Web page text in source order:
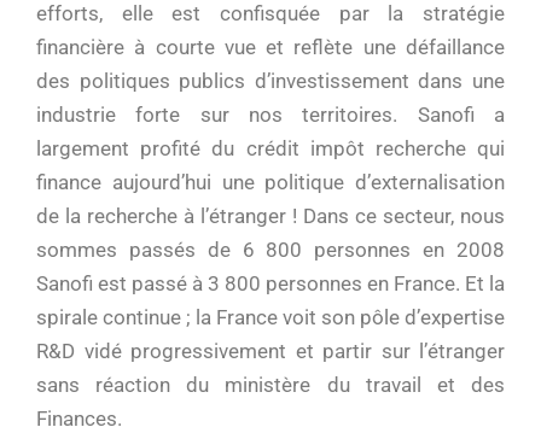
efforts, elle est confisquée par la stratégie
financière à courte vue et reflète une défaillance
des politiques publics d’investissement dans une
industrie forte sur nos territoires. Sanofi a
largement profité du crédit impôt recherche qui
finance aujourd’hui une politique d’externalisation
de la recherche à l’étranger ! Dans ce secteur, nous
sommes passés de 6 800 personnes en 2008
Sanofi est passé à 3 800 personnes en France. Et la
spirale continue ; la France voit son pôle d’expertise
R&D vidé progressivement et partir sur l’étranger
sans réaction du ministère du travail et des
Finances.